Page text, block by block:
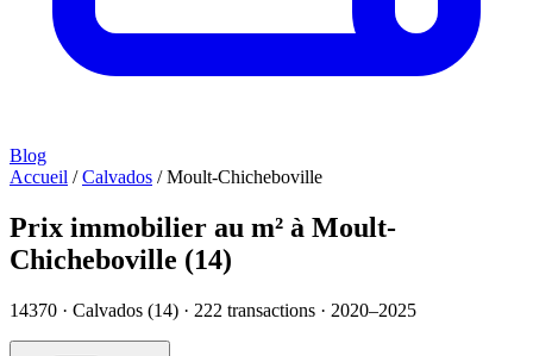
Blog
Accueil / Calvados / Moult-Chicheboville
Prix immobilier au m² à Moult-
Chicheboville (14)
14370 · Calvados (14) · 222 transactions · 2020–2025